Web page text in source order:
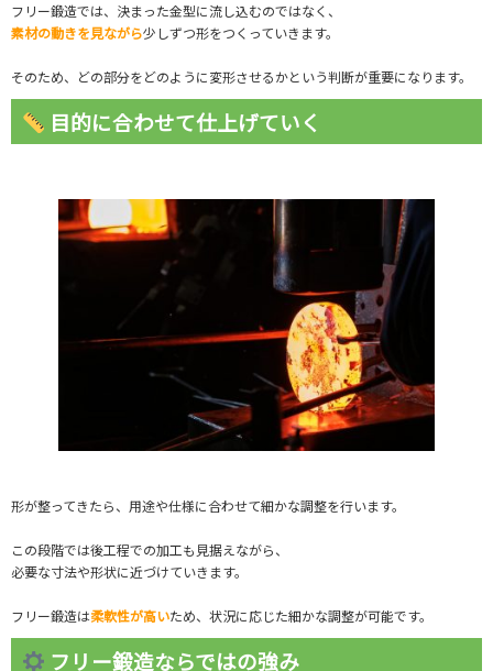
フリー鍛造では、決まった金型に流し込むのではなく、
素材の動きを見ながら少しずつ形をつくっていきます。
そのため、どの部分をどのように変形させるかという判断が重要になります。
目的に合わせて仕上げていく
形が整ってきたら、用途や仕様に合わせて細かな調整を行います。
この段階では後工程での加工も見据えながら、
必要な寸法や形状に近づけていきます。
フリー鍛造は柔軟性が高いため、状況に応じた細かな調整が可能です。
フリー鍛造ならではの強み